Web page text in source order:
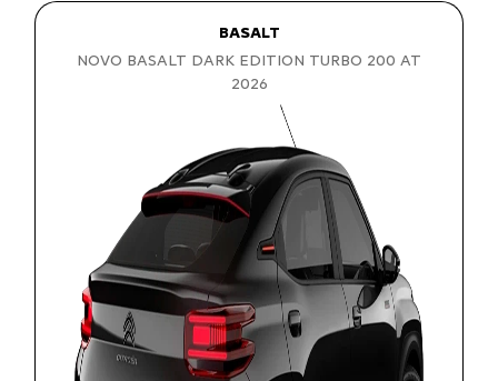
BASALT
NOVO BASALT DARK EDITION TURBO 200 AT
2026